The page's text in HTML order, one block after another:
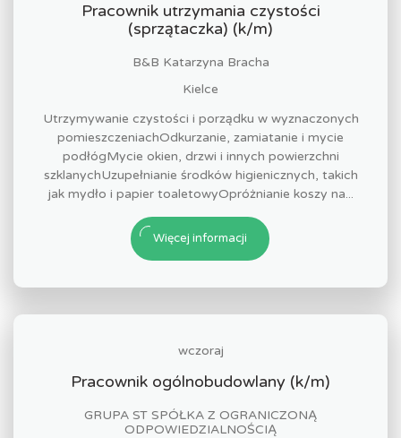
Pracownik utrzymania czystości
(sprzątaczka) (k/m)
B&B Katarzyna Bracha
Kielce
Utrzymywanie czystości i porządku w wyznaczonych
pomieszczeniachOdkurzanie, zamiatanie i mycie
podłógMycie okien, drzwi i innych powierzchni
szklanychUzupełnianie środków higienicznych, takich
jak mydło i papier toaletowyOpróżnianie koszy na...
Więcej informacji
wczoraj
Pracownik ogólnobudowlany (k/m)
GRUPA ST SPÓŁKA Z OGRANICZONĄ
ODPOWIEDZIALNOŚCIĄ